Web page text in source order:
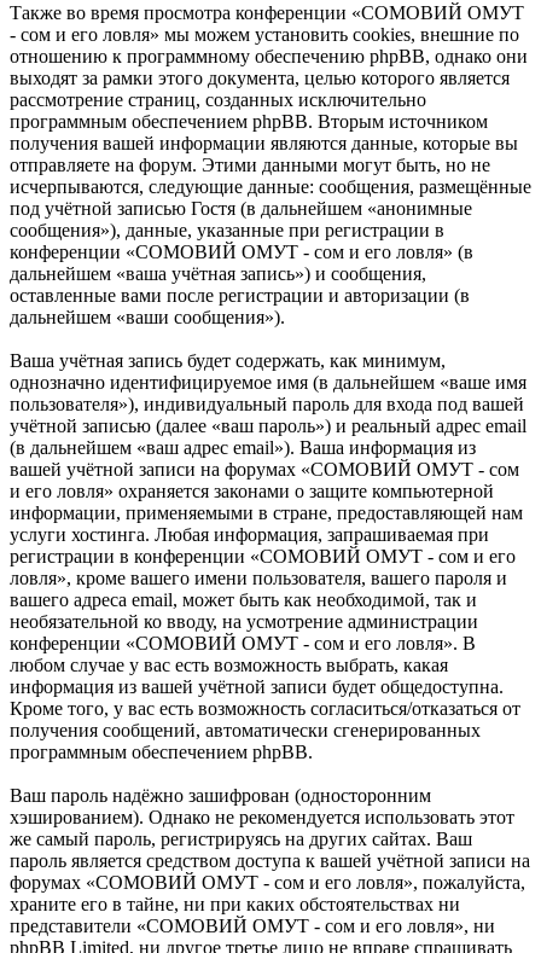
Также во время просмотра конференции «СОМОВИЙ ОМУТ
- сом и его ловля» мы можем установить cookies, внешние по
отношению к программному обеспечению phpBB, однако они
выходят за рамки этого документа, целью которого является
рассмотрение страниц, созданных исключительно
программным обеспечением phpBB. Вторым источником
получения вашей информации являются данные, которые вы
отправляете на форум. Этими данными могут быть, но не
исчерпываются, следующие данные: сообщения, размещённые
под учётной записью Гостя (в дальнейшем «анонимные
сообщения»), данные, указанные при регистрации в
конференции «СОМОВИЙ ОМУТ - сом и его ловля» (в
дальнейшем «ваша учётная запись») и сообщения,
оставленные вами после регистрации и авторизации (в
дальнейшем «ваши сообщения»).
Ваша учётная запись будет содержать, как минимум,
однозначно идентифицируемое имя (в дальнейшем «ваше имя
пользователя»), индивидуальный пароль для входа под вашей
учётной записью (далее «ваш пароль») и реальный адрес email
(в дальнейшем «ваш адрес email»). Ваша информация из
вашей учётной записи на форумах «СОМОВИЙ ОМУТ - сом
и его ловля» охраняется законами о защите компьютерной
информации, применяемыми в стране, предоставляющей нам
услуги хостинга. Любая информация, запрашиваемая при
регистрации в конференции «СОМОВИЙ ОМУТ - сом и его
ловля», кроме вашего имени пользователя, вашего пароля и
вашего адреса email, может быть как необходимой, так и
необязательной ко вводу, на усмотрение администрации
конференции «СОМОВИЙ ОМУТ - сом и его ловля». В
любом случае у вас есть возможность выбрать, какая
информация из вашей учётной записи будет общедоступна.
Кроме того, у вас есть возможность согласиться/отказаться от
получения сообщений, автоматически сгенерированных
программным обеспечением phpBB.
Ваш пароль надёжно зашифрован (односторонним
хэшированием). Однако не рекомендуется использовать этот
же самый пароль, регистрируясь на других сайтах. Ваш
пароль является средством доступа к вашей учётной записи на
форумах «СОМОВИЙ ОМУТ - сом и его ловля», пожалуйста,
храните его в тайне, ни при каких обстоятельствах ни
представители «СОМОВИЙ ОМУТ - сом и его ловля», ни
phpBB Limited, ни другое третье лицо не вправе спрашивать